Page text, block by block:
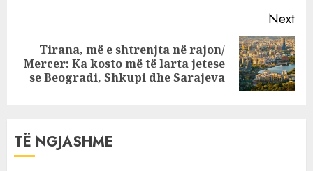
Next
Next
post:
Tirana, më e shtrenjta në rajon/
Mercer: Ka kosto më të larta jetese
se Beogradi, Shkupi dhe Sarajeva
TË NGJASHME